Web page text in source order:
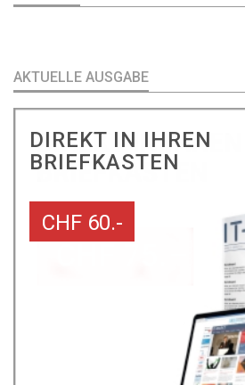
AKTUELLE AUSGABE
DIREKT IN IHREN
BRIEFKASTEN
CHF 60.-